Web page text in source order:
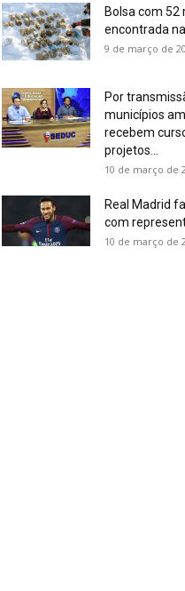
Bolsa com 52
encontrada
9 de março de
Por
municípios
recebem
projetos...
10 de março de
Real Madrid
com
10 de março de